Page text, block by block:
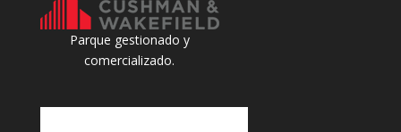
Parque gestionado y
comercializado.